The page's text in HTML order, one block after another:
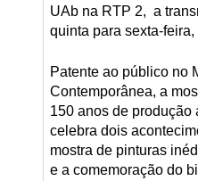
UAb na RTP 2, a
quinta para sexta-
Patente ao público no
Contemporânea, a
150 anos de produção
celebra dois
mostra de pinturas
e a comemoração do